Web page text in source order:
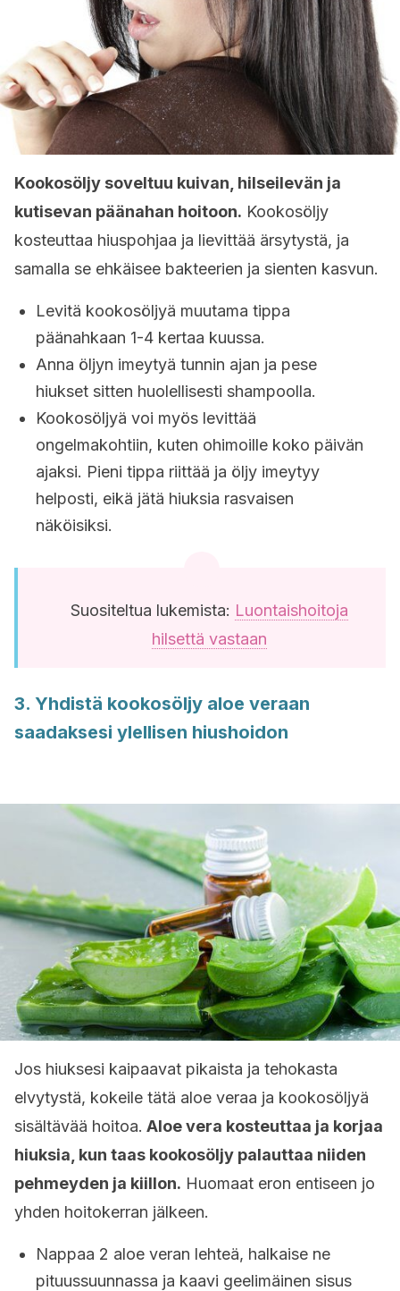
Kookosöljy soveltuu kuivan, hilseilevän ja
kutisevan päänahan hoitoon. Kookosöljy
kosteuttaa hiuspohjaa ja lievittää ärsytystä, ja
samalla se ehkäisee bakteerien ja sienten kasvun.
Levitä kookosöljyä muutama tippa
päänahkaan 1-4 kertaa kuussa.
Anna öljyn imeytyä tunnin ajan ja pese
hiukset sitten huolellisesti shampoolla.
Kookosöljyä voi myös levittää
ongelmakohtiin, kuten ohimoille koko päivän
ajaksi. Pieni tippa riittää ja öljy imeytyy
helposti, eikä jätä hiuksia rasvaisen
näköisiksi.
Suositeltua lukemista: Luontaishoitoja
hilsettä vastaan
3. Yhdistä kookosöljy aloe veraan
saadaksesi ylellisen hiushoidon
Jos hiuksesi kaipaavat pikaista ja tehokasta
elvytystä, kokeile tätä aloe veraa ja kookosöljyä
sisältävää hoitoa. Aloe vera kosteuttaa ja korjaa
hiuksia, kun taas kookosöljy palauttaa niiden
pehmeyden ja kiillon. Huomaat eron entiseen jo
yhden hoitokerran jälkeen.
Nappaa 2 aloe veran lehteä, halkaise ne
pituussuunnassa ja kaavi geelimäinen sisus